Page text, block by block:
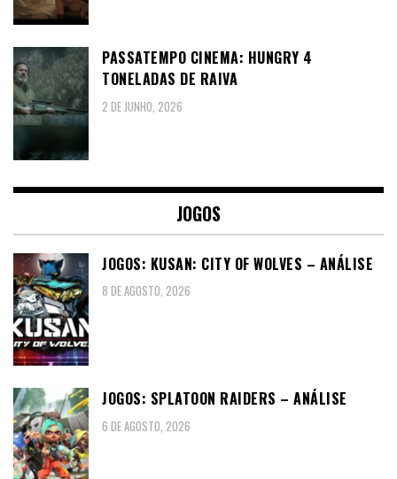
PASSATEMPO CINEMA: HUNGRY 4
TONELADAS DE RAIVA
2 DE JUNHO, 2026
JOGOS
JOGOS: KUSAN: CITY OF WOLVES – ANÁLISE
8 DE AGOSTO, 2026
JOGOS: SPLATOON RAIDERS – ANÁLISE
6 DE AGOSTO, 2026